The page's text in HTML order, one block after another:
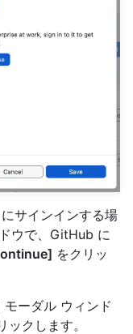
サインインする場
ウで、GitHub に
をクリッ
ーダル ウィンド
ックします。